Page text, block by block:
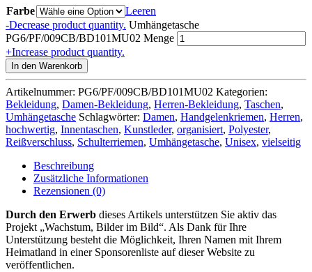
Farbe
Leeren
-Decrease product quantity. Umhängetasche
PG6/PF/009CB/BD101MU02 Menge
+Increase product quantity.
In den Warenkorb
Artikelnummer: PG6/PF/009CB/BD101MU02 Kategorien:
Bekleidung, Damen-Bekleidung, Herren-Bekleidung, Taschen,
Umhängetasche Schlagwörter: Damen, Handgelenkriemen, Herren,
hochwertig, Innentaschen, Kunstleder, organisiert, Polyester,
Reißverschluss, Schulterriemen, Umhängetasche, Unisex, vielseitig
Beschreibung
Zusätzliche Informationen
Rezensionen (0)
Durch den Erwerb dieses Artikels unterstützen Sie aktiv das
Projekt „Wachstum, Bilder im Bild“. Als Dank für Ihre
Unterstützung besteht die Möglichkeit, Ihren Namen mit Ihrem
Heimatland in einer Sponsorenliste auf dieser Website zu
veröffentlichen.